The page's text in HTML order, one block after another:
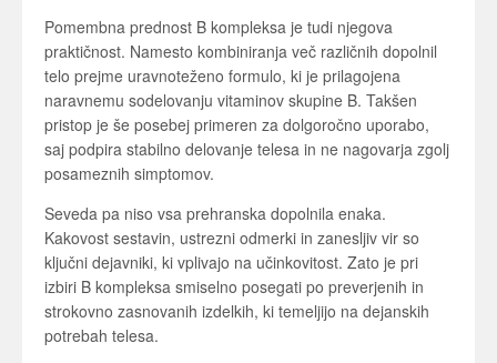
Pomembna prednost B kompleksa je tudi njegova
praktičnost. Namesto kombiniranja več različnih dopolnil
telo prejme uravnoteženo formulo, ki je prilagojena
naravnemu sodelovanju vitaminov skupine B. Takšen
pristop je še posebej primeren za dolgoročno uporabo,
saj podpira stabilno delovanje telesa in ne nagovarja zgolj
posameznih simptomov.
Seveda pa niso vsa prehranska dopolnila enaka.
Kakovost sestavin, ustrezni odmerki in zanesljiv vir so
ključni dejavniki, ki vplivajo na učinkovitost. Zato je pri
izbiri B kompleksa smiselno posegati po preverjenih in
strokovno zasnovanih izdelkih, ki temeljijo na dejanskih
potrebah telesa.